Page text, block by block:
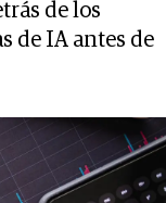
de los
de IA antes de